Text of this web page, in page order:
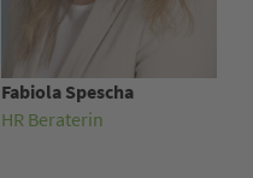
Fabiola Spescha
HR Beraterin